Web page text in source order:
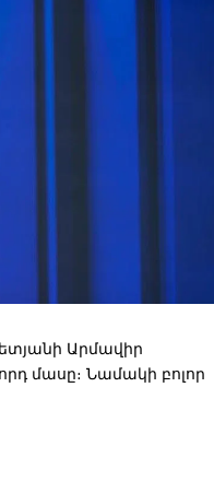
Արմավիր
մասը։ Նամակի բոլոր